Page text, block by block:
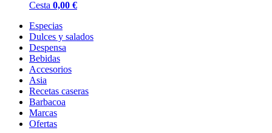
Cesta 0,00 €
Especias
Dulces y salados
Despensa
Bebidas
Accesorios
Asia
Recetas caseras
Barbacoa
Marcas
Ofertas